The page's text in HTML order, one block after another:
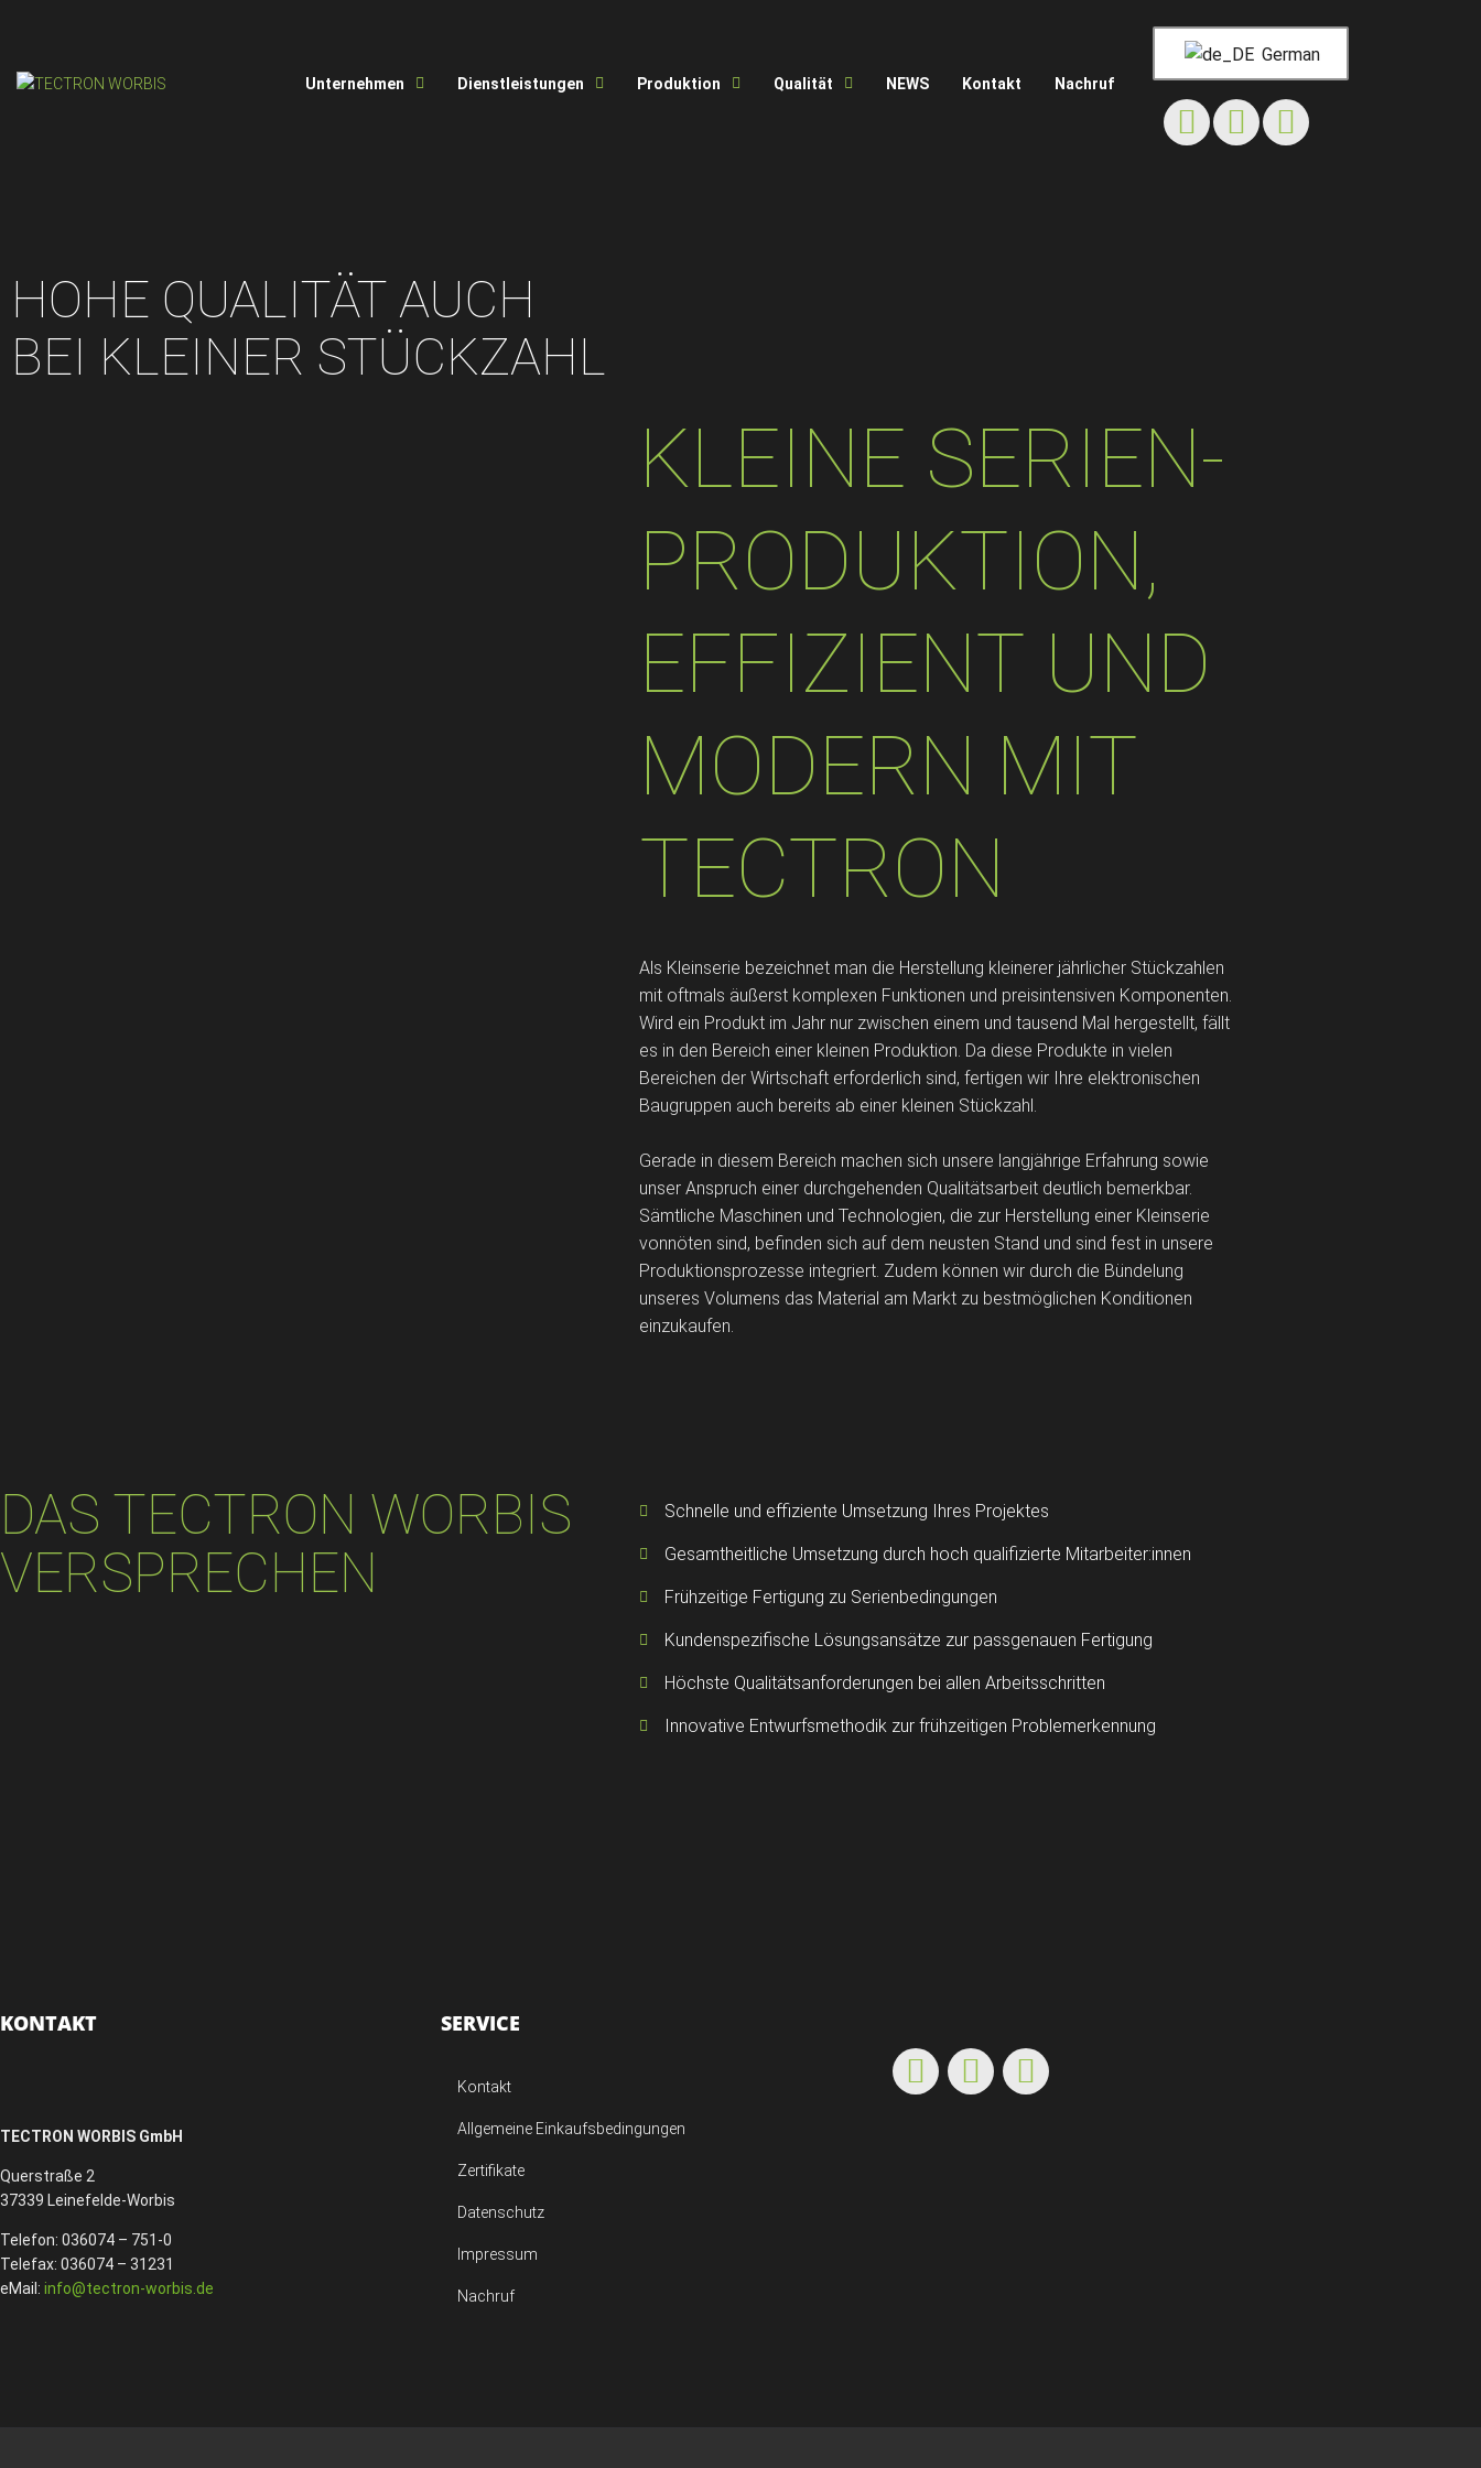
Unternehmen Dienstleistungen Produktion Qualität NEWS Kontakt Nachruf
German
HOHE QUALITÄT AUCH
BEI KLEINER STÜCKZAHL
KLEINE SERIEN-
PRODUKTION,
EFFIZIENT UND
MODERN MIT
TECTRON
Als Kleinserie bezeichnet man die Herstellung kleinerer jährlicher Stückzahlen
mit oftmals äußerst komplexen Funktionen und preisintensiven Komponenten.
Wird ein Produkt im Jahr nur zwischen einem und tausend Mal hergestellt, fällt
es in den Bereich einer kleinen Produktion. Da diese Produkte in vielen
Bereichen der Wirtschaft erforderlich sind, fertigen wir Ihre elektronischen
Baugruppen auch bereits ab einer kleinen Stückzahl.
Gerade in diesem Bereich machen sich unsere langjährige Erfahrung sowie
unser Anspruch einer durchgehenden Qualitätsarbeit deutlich bemerkbar.
Sämtliche Maschinen und Technologien, die zur Herstellung einer Kleinserie
vonnöten sind, befinden sich auf dem neusten Stand und sind fest in unsere
Produktionsprozesse integriert. Zudem können wir durch die Bündelung
unseres Volumens das Material am Markt zu bestmöglichen Konditionen
einzukaufen.
DAS TECTRON WORBIS
VERSPRECHEN
Schnelle und effiziente Umsetzung Ihres Projektes
Gesamtheitliche Umsetzung durch hoch qualifizierte Mitarbeiter:innen
Frühzeitige Fertigung zu Serienbedingungen
Kundenspezifische Lösungsansätze zur passgenauen Fertigung
Höchste Qualitätsanforderungen bei allen Arbeitsschritten
Innovative Entwurfsmethodik zur frühzeitigen Problemerkennung
KONTAKT
TECTRON WORBIS GmbH
Querstraße 2
37339 Leinefelde-Worbis
Telefon: 036074 – 751-0
Telefax: 036074 – 31231
eMail: info@tectron-worbis.de
SERVICE
Kontakt
Allgemeine Einkaufsbedingungen
Zertifikate
Datenschutz
Impressum
Nachruf